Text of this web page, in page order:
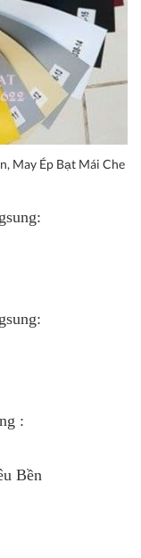
May Ép Bạt Mái Che
:
:
:
Bền